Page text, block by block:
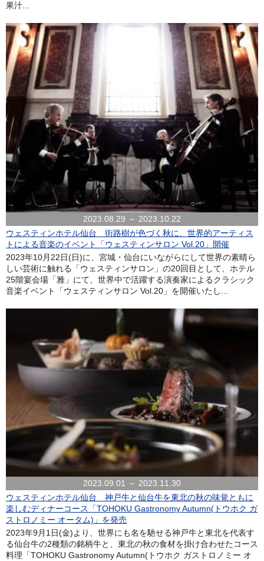
果汁...
2023.08.29 ～ 2023.10.22
ウェスティンホテル仙台 街路樹が色づく秋に、世界的アーティス
トによる音楽のイベント「ウェスティンサロン Vol.20」開催
2023年10月22日(日)に、宮城・仙台にいながらにして世界の素晴ら
しい芸術に触れる「ウェスティンサロン」の20回目として、ホテル
25階宴会場「雅」にて、世界中で活躍する演奏家によるクラシック
音楽イベント「ウェスティンサロン Vol.20」を開催いたし...
2023.09.01 ～ 2023.11.30
ウェスティンホテル仙台 神戸牛と仙台牛を東北の秋の味覚ともに
楽しむディナーコース「TOHOKU Gastronomy Autumn(トウホク ガ
ストロノミー オータム)」を発売
2023年9月1日(金)より、世界にも名を馳せる神戸牛と東北を代表す
る仙台牛の2種類の銘柄牛と、東北の秋の食材を掛け合わせたコース
料理「TOHOKU Gastronomy Autumn(トウホク ガストロノミー オ